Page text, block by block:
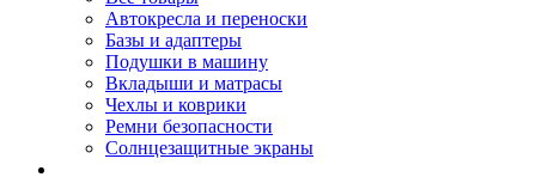
Автокресла и переноски
Базы и адаптеры
Подушки в машину
Вкладыши и матрасы
Чехлы и коврики
Ремни безопасности
Солнцезащитные экраны